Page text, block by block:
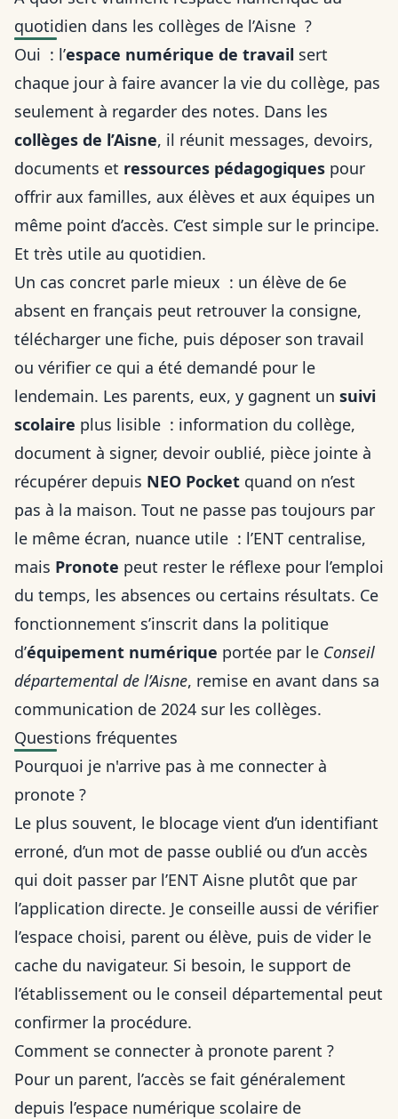
quotidien dans les collèges de l’Aisne ?
Oui : l’espace numérique de travail sert
chaque jour à faire avancer la vie du collège, pas
seulement à regarder des notes. Dans les
collèges de l’Aisne, il réunit messages, devoirs,
documents et ressources pédagogiques pour
offrir aux familles, aux élèves et aux équipes un
même point d’accès. C’est simple sur le principe.
Et très utile au quotidien.
Un cas concret parle mieux : un élève de 6e
absent en français peut retrouver la consigne,
télécharger une fiche, puis déposer son travail
ou vérifier ce qui a été demandé pour le
lendemain. Les parents, eux, y gagnent un suivi
scolaire plus lisible : information du collège,
document à signer, devoir oublié, pièce jointe à
récupérer depuis NEO Pocket quand on n’est
pas à la maison. Tout ne passe pas toujours par
le même écran, nuance utile : l’ENT centralise,
mais Pronote peut rester le réflexe pour l’emploi
du temps, les absences ou certains résultats. Ce
fonctionnement s’inscrit dans la politique
d’équipement numérique portée par le Conseil
départemental de l’Aisne, remise en avant dans sa
communication de 2024 sur les collèges.
Questions fréquentes
Pourquoi je n'arrive pas à me connecter à
pronote ?
Le plus souvent, le blocage vient d’un identifiant
erroné, d’un mot de passe oublié ou d’un accès
qui doit passer par l’ENT Aisne plutôt que par
l’application directe. Je conseille aussi de vérifier
l’espace choisi, parent ou élève, puis de vider le
cache du navigateur. Si besoin, le support de
l’établissement ou le conseil départemental peut
confirmer la procédure.
Comment se connecter à pronote parent ?
Pour un parent, l’accès se fait généralement
depuis l’espace numérique scolaire de